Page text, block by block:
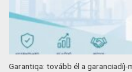
Garantiqa: tovább él a garanciadíj-